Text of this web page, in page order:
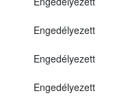
Engedélyezett
Engedélyezett
Engedélyezett